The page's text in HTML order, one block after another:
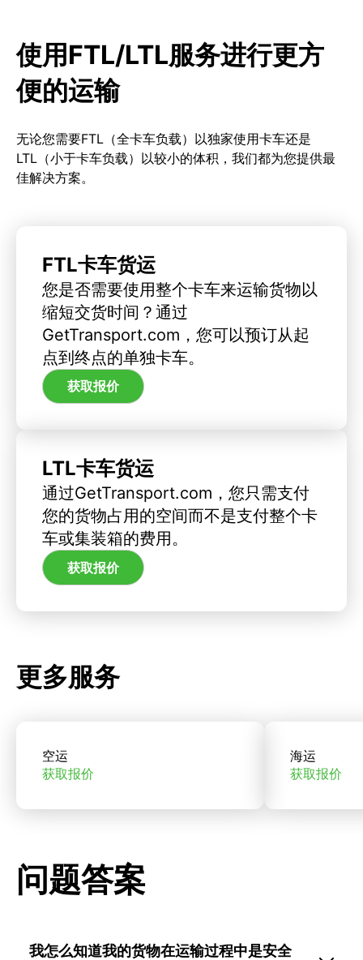
使用FTL/LTL服务进行更方
便的运输
无论您需要FTL（全卡车负载）以独家使用卡车还是
LTL（小于卡车负载）以较小的体积，我们都为您提供最
佳解决方案。
FTL卡车货运
您是否需要使用整个卡车来运输货物以
缩短交货时间？通过
GetTransport.com，您可以预订从起
点到终点的单独卡车。
获取报价
LTL卡车货运
通过GetTransport.com，您只需支付
您的货物占用的空间而不是支付整个卡
车或集装箱的费用。
获取报价
更多服务
空运
获取报价
海运
获取报价
问题答案
我怎么知道我的货物在运输过程中是安全